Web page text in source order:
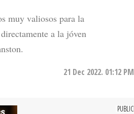
muy valiosos para la
a la jóven
21 Dec 2022. 01:12 PM